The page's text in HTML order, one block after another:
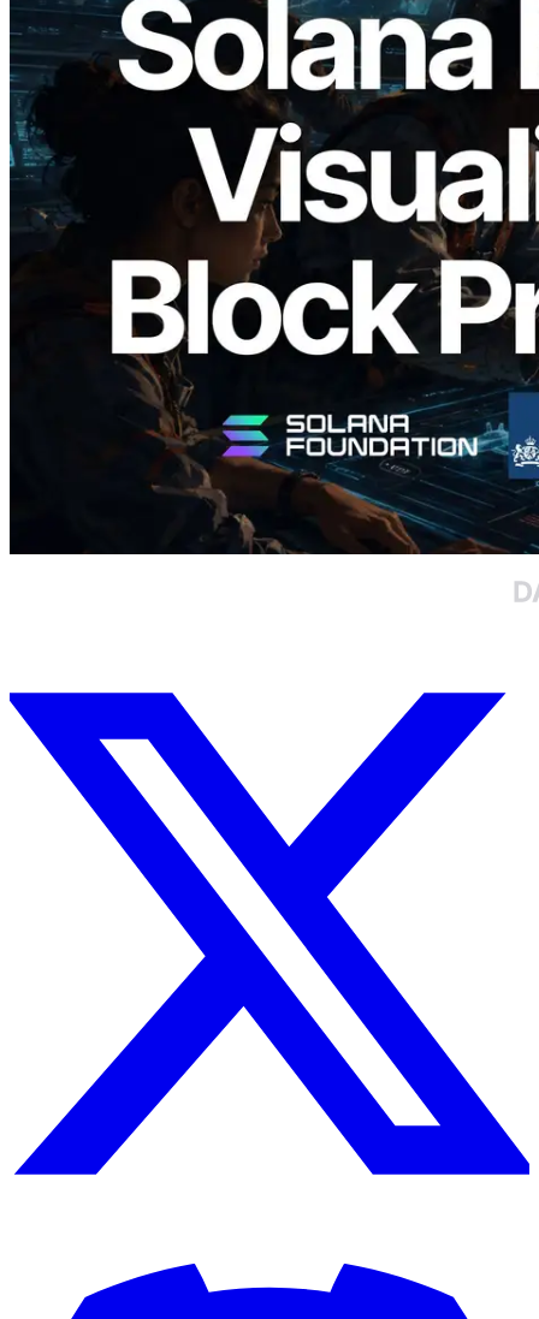
2026.05.24
Validators Solutions Meluncurkan Solana
Block Analyzer — Memvisualisasikan
Waktu Produksi Blok per Slot dan
Validator yang Ditugaskan